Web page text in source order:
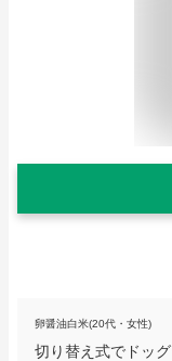
卵醤油白米(20代・女性)
切り替え式でドッ